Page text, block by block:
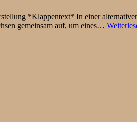
*Klappentext* In einer
gemeinsam auf, um eines…